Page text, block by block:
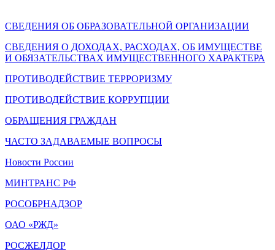
СВЕДЕНИЯ ОБ ОБРАЗОВАТЕЛЬНОЙ ОРГАНИЗАЦИИ
СВЕДЕНИЯ О ДОХОДАХ, РАСХОДАХ, ОБ ИМУЩЕСТВЕ
И ОБЯЗАТЕЛЬСТВАХ ИМУЩЕСТВЕННОГО ХАРАКТЕРА
ПРОТИВОДЕЙСТВИЕ ТЕРРОРИЗМУ
ПРОТИВОДЕЙСТВИЕ КОРРУПЦИИ
ОБРАЩЕНИЯ ГРАЖДАН
ЧАСТО ЗАДАВАЕМЫЕ ВОПРОСЫ
Новости России
МИНТРАНС РФ
РОСОБРНАДЗОР
ОАО «РЖД»
РОСЖЕЛДОР